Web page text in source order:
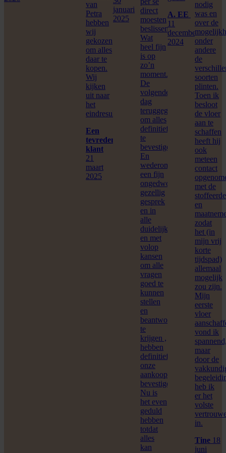
van
Petra
hebben
wij
gekozen
om alles
daar te
kopen.
Wij
kijken
uit naar
het
eindresultaat
Een
tevreden
klant
21
maart
2025
januari
2025
direct
moesten
beslissen.
Wat
heel fijn
is op
zo’n
moment.
De
volgende
dag
teruggegaan
om alles
definitief
te
bevestigen.
En
wederom
een fijn
ongedwongen
gezellig
gesprek
en in
alle
duidelijkheid
en met
volop
kansen
om alle
vragen
goed te
kunnen
stellen
en
beantwoord
te
krijgen ,
hebben
definitief
onze
aankoop
bevestigd.
Nu is
het even
geduld
hebben
totdat
alles
kan
A. EE
11
december
2024
nodig
was en
over de
onder
andere
de
soorten
plinten.
Toen ik
besloot
de vloer
aan te
schaffen
heeft hij
ook
meteen
contact
met de
en
zodat
het (in
mijn vrij
korte
tijdspad)
allemaal
mogelijk
zou zijn.
Mijn
eerste
vloer
vond ik
maar
door de
heb ik
er het
volste
in.
Tine 18
juni